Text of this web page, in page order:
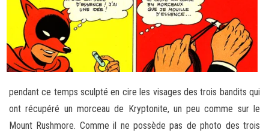
pendant ce temps sculpté en cire les visages des trois bandits qui
ont récupéré un morceau de Kryptonite, un peu comme sur le
Mount Rushmore. Comme il ne possède pas de photo des trois